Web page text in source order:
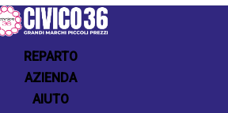
REPARTO
AZIENDA
AIUTO